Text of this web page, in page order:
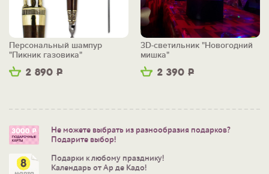
2 890 Р
Персональный шампур
"Пикник газовика"
2 390 Р
3D-светильник "Новогодний
мишка"
Не можете выбрать из разнообразия подарков?
Подарите выбор!
Подарки к любому празднику!
Календарь от Ар де Кадо!